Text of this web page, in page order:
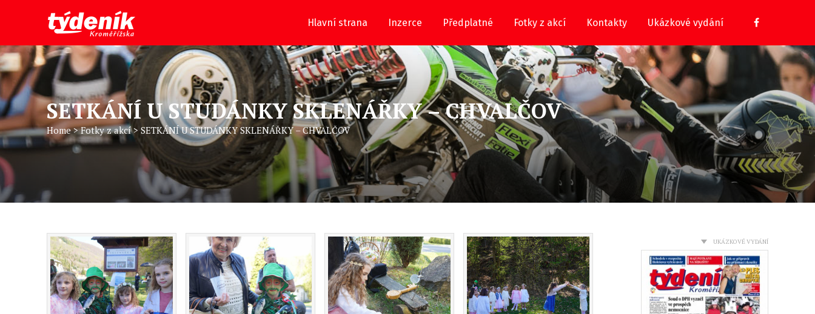
Hlavní strana Inzerce Předplatné Fotky z akcí Kontakty Ukázkové vydání
SETKÁNÍ U STUDÁNKY SKLENÁŘKY – CHVALČOV
Home>Fotky z akcí>SETKÁNÍ U STUDÁNKY SKLENÁŘKY – CHVALČOV
UKÁZKOVÉ VYDÁNÍ